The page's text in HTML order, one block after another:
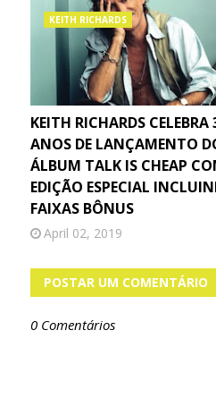
KEITH RICHARDS
KEITH RICHARDS CELEBRA
ANOS DE LANÇAMENTO
ÁLBUM TALK IS CHEAP
EDIÇÃO ESPECIAL
FAIXAS BÔNUS
April 02, 2019
POSTAR UM COMENTÁRIO
0 Comentários